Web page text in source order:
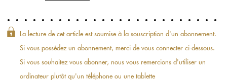
La lecture de cet article est soumise à la souscription d'un abonnement.
Si vous possédez un abonnement, merci de vous connecter ci-dessous.
Si vous souhaitez vous abonner, nous vous remercions d'utiliser un
ordinateur plutôt qu'un téléphone ou une tablette